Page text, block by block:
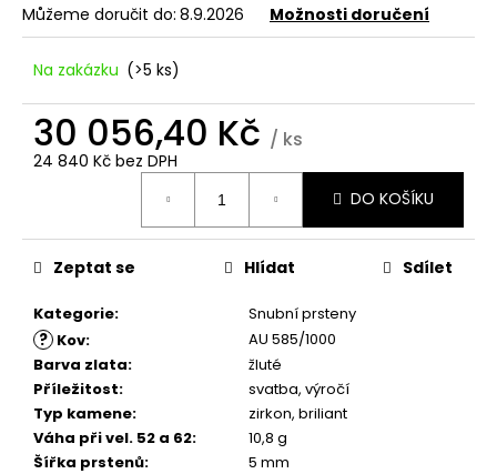
Můžeme doručit do: 8.9.2026 Možnosti doručení
Na zakázku (>5 ks)
30 056,40 Kč / ks
24 840 Kč bez DPH
DO KOŠÍKU
Kategorie: Snubní prsteny
? Kov:
AU 585/1000
Barva zlata:
žluté
Příležitost:
svatba, výročí
Typ kamene:
zirkon, briliant
Váha při vel. 52 a 62:
10,8 g
Šířka prstenů:
5 mm
Zeptat se Hlídat Sdílet
o
p
o
u
č
u
m
e